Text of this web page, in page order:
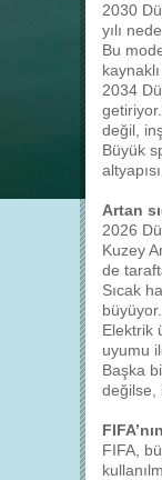
2030
yılı
Bu
2034
değil,
Büyük
Artan
2026
Kuzey
de
Sıcak
Elektrik
uyumu
Başka
değilse,
FIFA,